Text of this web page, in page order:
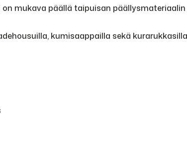
mukava päällä taipuisan
kumisaappailla sekä